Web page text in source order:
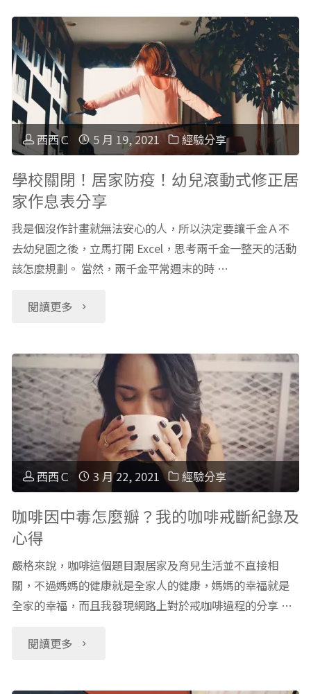
法
分
享"
湯
超
簡
單，
養
均
衡
超
愛"
嬰
幼
兒，
分
我
在
家
工
Work
From
Home
的
西西Ｃ 5 月 19, 2021 經驗分享
學校關閉！居家防疫！幼兒滾動式修正居
家作息表分享
我是個沒作計畫就無法安心的人，所以決定要讓千金Ａ不
去幼兒園之後，立馬打開 Excel，思考兩千金一整天的活動
該怎麼規劃。 當然，兩千金平常週末的時 …
閱讀更多
"學
關
閉！
居
家
防
幼
兒
滾
西西Ｃ 3 月 22, 2021 經驗分享
咖啡因中毒怎麼瓣？我的咖啡戒斷紀錄及
心得
嚴格來說，咖啡這個題目跟居家及育兒生活並不直接相
關，不過媽媽的健康就是全家人的健康，媽媽的幸福就是
全家的幸福，而且我發現網路上對於戒咖啡過程的分享 …
閱讀更多
"咖